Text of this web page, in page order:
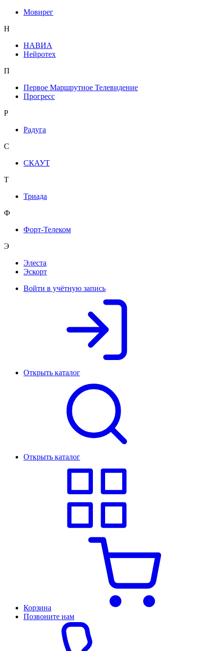
Мовирег
Н
НАВИА
Нейротех
П
Первое Маршрутное Телевидение
Прогресс
Р
Радуга
С
СКАУТ
Т
Триада
Ф
Форт-Телеком
Э
Элеста
Эскорт
Войти в учётную запись
Открыть каталог
Открыть каталог
Корзина
Позвоните нам